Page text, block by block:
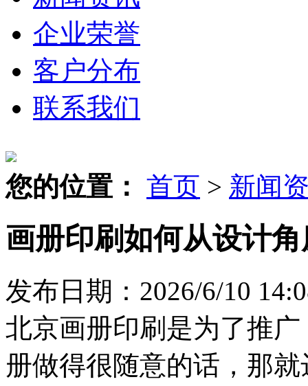
企业荣誉
客户分布
联系我们
您的位置： 首页 > 新闻
画册印刷如何从设计角
发布日期：2026/6/10
北京画册印刷是为了推
册做得很随意的话，那